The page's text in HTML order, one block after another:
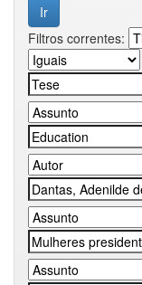
Filtros correntes: